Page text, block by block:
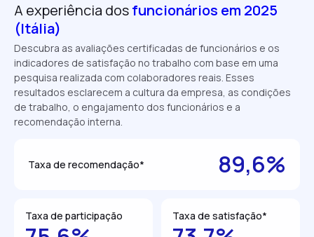
A experiência dosfuncionários em 2025
(Itália)
Descubra as avaliações certificadas de funcionários e os
indicadores de satisfação no trabalho com base em uma
pesquisa realizada com colaboradores reais. Esses
resultados esclarecem a cultura da empresa, as condições
de trabalho, o engajamento dos funcionários e a
recomendação interna.
Taxa de recomendação* 89,6%
Taxa de participação Taxa de satisfação*